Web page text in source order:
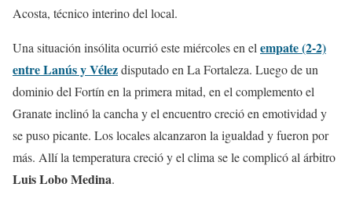
Acosta, técnico interino del local.
Una situación insólita ocurrió este miércoles en el empate (2-2)
entre Lanús y Vélezdisputado en La Fortaleza. Luego de un
dominio del Fortín en la primera mitad, en el complemento el
Granate inclinó la cancha y el encuentro creció en emotividad y
se puso picante. Los locales alcanzaron la igualdad y fueron por
más. Allí la temperatura creció y el clima se le complicó al árbitro
Luis Lobo Medina.